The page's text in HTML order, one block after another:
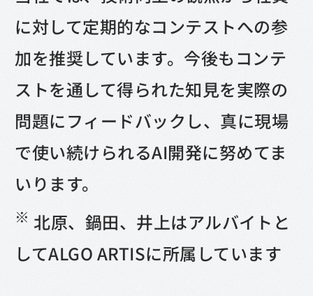
に対して定期的なコンテストへの参
加を推奨しています。今後もコンテ
ストを通して得られた知見を実際の
問題にフィードバックし、真に現場
で使い続けられるAI開発に努めてま
いります。
※ 北原、鍋田、井上はアルバイトと
してALGO ARTISに所属しています